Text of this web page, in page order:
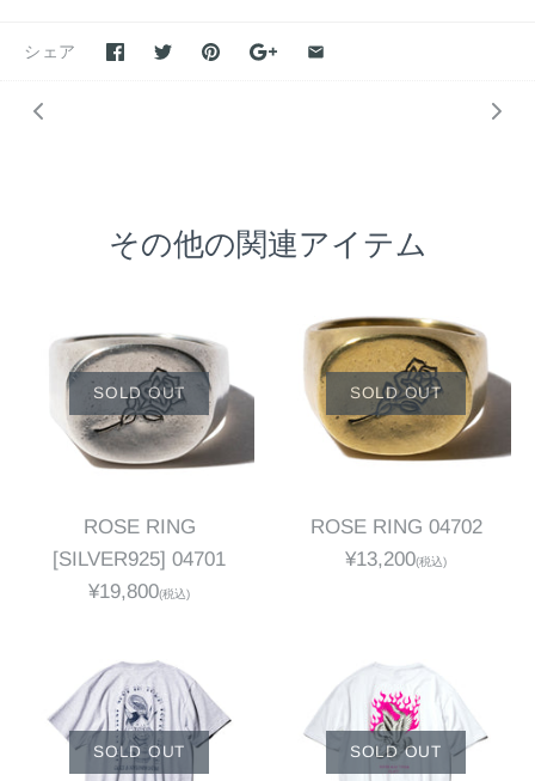
シェア
その他の関連アイテム
SOLD OUT
ROSE RING
[SILVER925] 04701
¥19,800(税込)
SOLD OUT
ROSE RING 04702
¥13,200(税込)
SOLD OUT SOLD OUT